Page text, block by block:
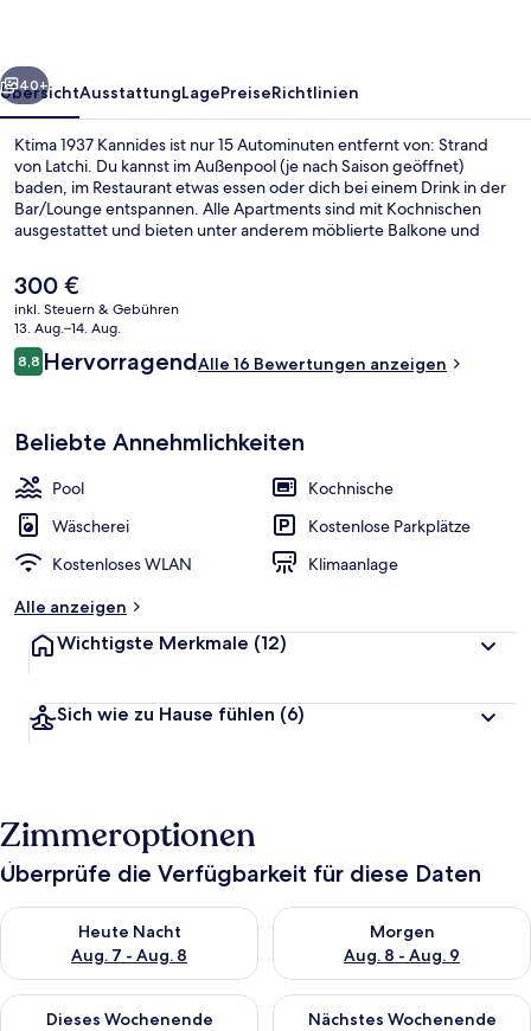
Weiter
40+
ÜbersichtAusstattungLagePreiseRichtlinien
Ktima 1937 Kannides ist nur 15 Autominuten entfernt von: Strand
von Latchi. Du kannst im Außenpool (je nach Saison geöffnet)
baden, im Restaurant etwas essen oder dich bei einem Drink in der
Bar/Lounge entspannen. Alle Apartments sind mit Kochnischen
ausgestattet und bieten unter anderem möblierte Balkone und
Der
aktuelle
Preis
beträgt
300 €.
300 €
inkl. Steuern & Gebühren
13. Aug.–14. Aug.
Bewertungen
8,88,8 von 10.
HervorragendAlle 16 Bewertungen anzeigen
Beliebte Annehmlichkeiten
Pool
Kochnische
Wäscherei
Kostenlose Parkplätze
Kostenloses WLAN
Klimaanlage
Alle anzeigen
Wichtigste Merkmale (12)
Sich wie zu Hause fühlen (6)
Zimmeroptionen
Überprüfe die Verfügbarkeit für diese Daten
Heute Nacht
Aug. 7 - Aug. 8
Überprüfe die Verfügbarkeit für heute Nacht, Aug. 7 - Aug. 8.
Morgen
Aug. 8 - Aug. 9
Überprüfe die Verfügbarkeit
Dieses Wochenende
Überprüfe die Verfügbarkeit für dieses Wochenende, Aug. 7
Nächstes Wochenende
Überprüfe die Verfügbarkeit